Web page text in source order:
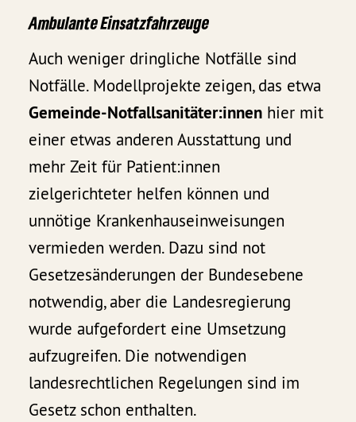
Ambulante Einsatzfahrzeuge
Auch weniger dringliche Notfälle sind
Notfälle. Modellprojekte zeigen, das etwa
Gemeinde-Notfallsanitäter:innen hier mit
einer etwas anderen Ausstattung und
mehr Zeit für Patient:innen
zielgerichteter helfen können und
unnötige Krankenhauseinweisungen
vermieden werden. Dazu sind not
Gesetzesänderungen der Bundesebene
notwendig, aber die Landesregierung
wurde aufgefordert eine Umsetzung
aufzugreifen. Die notwendigen
landesrechtlichen Regelungen sind im
Gesetz schon enthalten.